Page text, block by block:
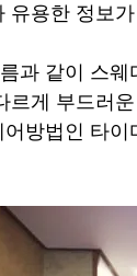
유용한 정보
과 같이 스
르게 부드러
방법인 타